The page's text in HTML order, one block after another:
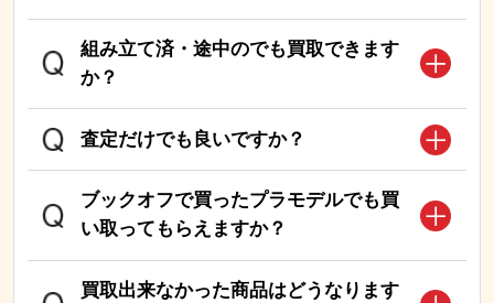
組み立て済・途中のでも買取できます
か？
査定だけでも良いですか？
ブックオフで買ったプラモデルでも買
い取ってもらえますか？
買取出来なかった商品はどうなります